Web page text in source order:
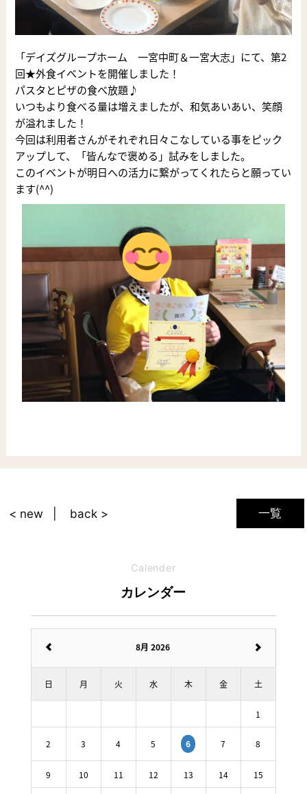
「デイズグループホーム 一宮中町＆一宮大志」にて、第2
回★外食イベントを開催しました！
パスタとピザの食べ放題♪
いつもより食べる量は増えましたが、和気あいあい、笑顔
が溢れました！
今回は利用者さんがそれぞれ日々こなしている事をピック
アップして、「皆んなで褒める」試みをしました。
このイベントが明日への活力に繋がってくれたらと願ってい
ます(^^)
一覧
< new back >
Calender
カレンダー
8月 2026
日 月 火 水 木 金 土
1
2 3 4 5 6 7 8
9 10 11 12 13 14 15